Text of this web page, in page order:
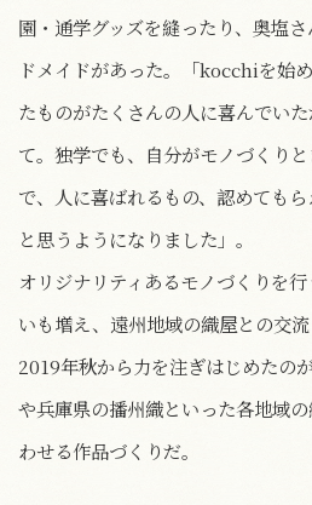
園・通学グッズを縫ったり、奥塩
ドメイドがあった。「kocchiを始
たものがたくさんの人に喜んでい
て。独学でも、自分がモノづくり
で、人に喜ばれるもの、認めても
と思うようになりました」。
オリジナリティあるモノづくりを
いも増え、遠州地域の織屋との交流
2019年秋から力を注ぎはじめたの
や兵庫県の播州織といった各地域
わせる作品づくりだ。